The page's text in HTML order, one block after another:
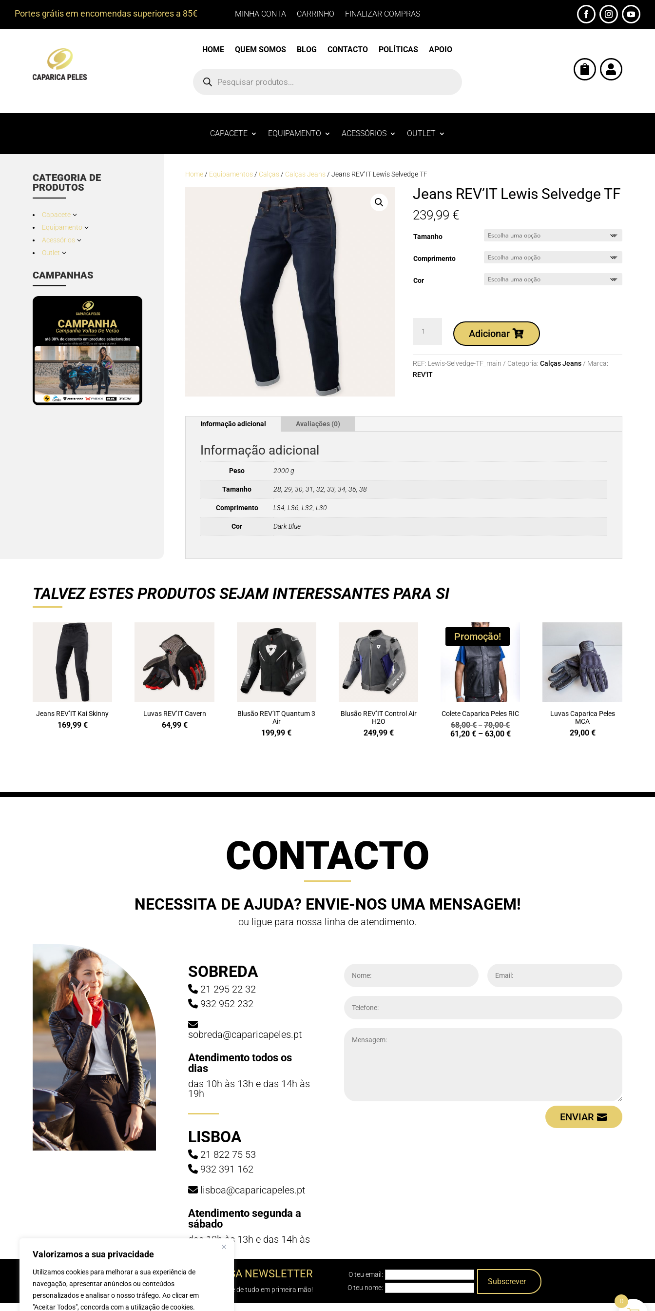
Valorizamos a sua privacidade
Utilizamos cookies para melhorar a sua experiência de
navegação, apresentar anúncios ou conteúdos
personalizados e analisar o nosso tráfego. Ao clicar em
"Aceitar Todos", concorda com a utilização de cookies.
Portes grátis em encomendas superiores a 85€ MINHA CONTA CARRINHO FINALIZAR COMPRAS
HOME QUEM SOMOS BLOG CONTACTO POLÍTICAS APOIO
search
 
CAPACETE EQUIPAMENTO ACESSÓRIOS OUTLET
CATEGORIA DE
PRODUTOS
Capacete 3
Equipamento 3
Acessórios 3
Outlet 3
CAMPANHAS
Home / Equipamentos / Calças / Calças Jeans / Jeans REV’IT Lewis Selvedge TF
Jeans REV’IT Lewis Selvedge TF
239,99 €
Tamanho
Comprimento
Cor
REV'IT
Lewis
Selvedge
Adicionar
REF: Lewis-Selvedge-TF_main Categoria: Calças Jeans
Marca:
REV'IT
Informação adicional Avaliações (0)
Informação adicional
Peso 2000 g
Tamanho 28, 29, 30, 31, 32, 33, 34, 36, 38
Comprimento L34, L36, L32, L30
Cor Dark Blue
TALVEZ ESTES PRODUTOS SEJAM INTERESSANTES PARA SI
Jeans REV’IT Kai Skinny
169,99 €
Luvas REV’IT Cavern
64,99 €
Blusão REV’IT Quantum 3
Air
199,99€
Blusão REV’IT Control Air
H2O
249,99 €
Promoção!
Colete Caparica Peles RIC
68,00€–70,00€Price
range:
61,20 € – 63,00 €Price
Luvas Caparica Peles
MCA
29,00 €
CONTACTO
NECESSITA DE AJUDA? ENVIE-NOS UMA MENSAGEM!
ou ligue para nossa linha de atendimento.
SOBREDA
21 295 22 32
932 952 232
sobreda@caparicapeles.pt
Atendimento todos os
dias
das 10h às 13h e das 14h às
19h
LISBOA
21 822 75 53
932 391 162
lisboa@caparicapeles.pt
Atendimento segunda a
sábado
das 10h às 13h e das 14h às
ENVIAR
INSCREVE-TE Á NOSSA NEWSLETTER
e sabe de tudo em primeira mão!
O teu email:
O teu nome:
0